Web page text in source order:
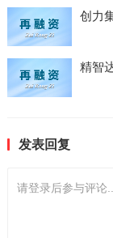
创力
精智
发表回复
请登录后参与评论...